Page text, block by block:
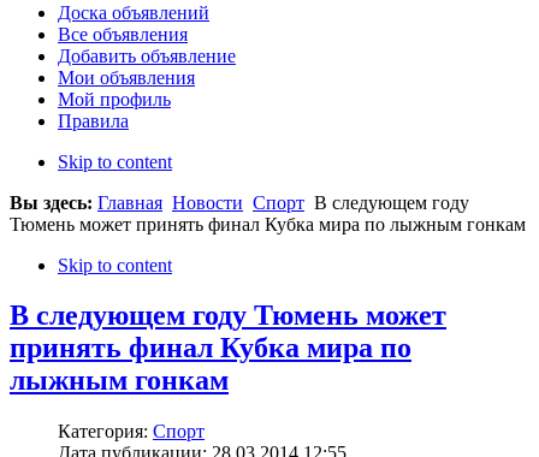
Доска объявлений
Все объявления
Добавить объявление
Мои объявления
Мой профиль
Правила
Skip to content
Вы здесь: Главная Новости Спорт В следующем году
Тюмень может принять финал Кубка мира по лыжным гонкам
Skip to content
В следующем году Тюмень может
принять финал Кубка мира по
лыжным гонкам
Категория: Спорт